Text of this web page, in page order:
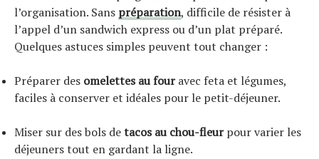
l’organisation. Sans préparation, difficile de résister à
l’appel d’un sandwich express ou d’un plat préparé.
Quelques astuces simples peuvent tout changer :
Préparer des omelettes au fouravec feta et légumes,
faciles à conserver et idéales pour le petit-déjeuner.
Miser sur des bols detacos au chou-fleurpour varier les
déjeuners tout en gardant la ligne.